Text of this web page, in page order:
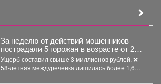
За неделю от действий мошенников
пострадали 5 горожан в возрасте от 24
до 58 лет.
Ущерб составил свыше 3 миллионов рублей. ❌
58-летняя междуреченка лишилась более 1,6